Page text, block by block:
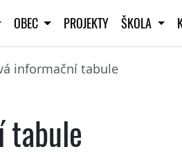
OBEC PROJEKTY ŠKOLA
informační tabule
tabule